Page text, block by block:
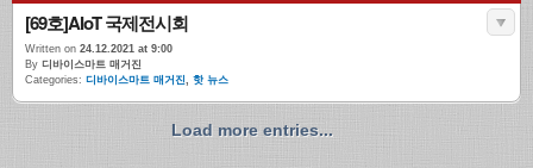
[69호]AIoT 국제전시회
Written on 24.12.2021 at 9:00
By 디바이스마트 매거진
Categories: 디바이스마트 매거진, 핫 뉴스
Load more entries...